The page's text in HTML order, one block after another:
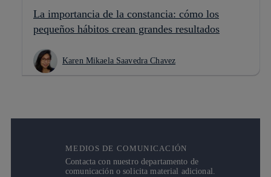
La importancia de la constancia: cómo los
pequeños hábitos crean grandes resultados
Karen Mikaela Saavedra Chavez
MEDIOS DE COMUNICACIÓN
Contacta con nuestro departamento de
comunicación o solicita material adicional.